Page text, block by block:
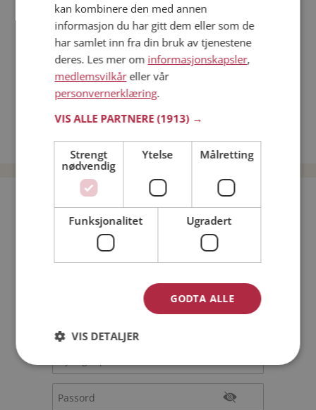
Dating på mobilen
Dating på Møteplassen
Nettdatingtips
Match Making på Møteplassen
Single synes
Date kvinner i Norge
Date menn i Norge
Bli medlem gratis!
Kvinne
kan kombinere den med annen
informasjon du har gitt dem eller som de
har samlet inn fra din bruk av tjenestene
deres. Les mer om informasjonskapsler,
medlemsvilkåreller vår
personvernerklæring.
VIS ALLE PARTNERE(1913) →
Strengt
nødvendig
Ytelse Målretting
Funksjonalitet Ugradert
GODTA ALLE
VIS DETALJER